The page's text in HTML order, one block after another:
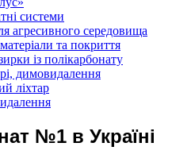
системи
агресивного середовища
та покриття
із полікарбонату
димовидалення
ліхтар
№1 в Україні